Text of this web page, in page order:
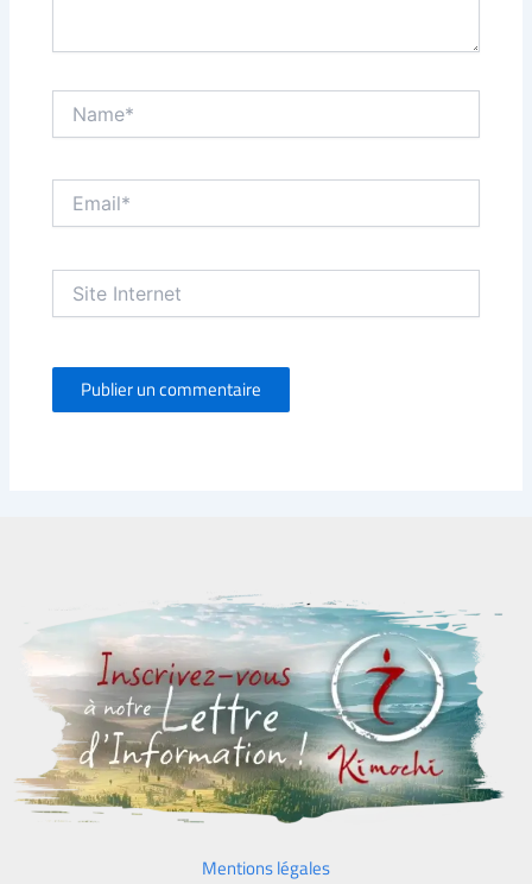
Name*
Site
Internet
Mentions légales